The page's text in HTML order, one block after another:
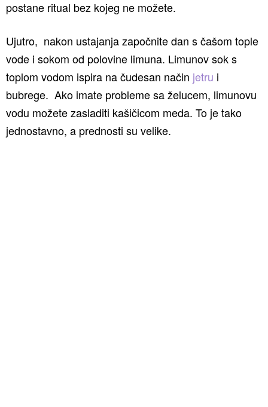
postane ritual bez kojeg ne možete.
Ujutro, nakon ustajanja započnite dan s čašom tople
vode i sokom od polovine limuna. Limunov sok s
toplom vodom ispira na čudesan način jetru i
bubrege. Ako imate probleme sa želucem, limunovu
vodu možete zasladiti kašičicom meda. To je tako
jednostavno, a prednosti su velike.